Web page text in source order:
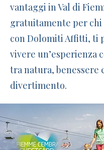
vantaggi in Val di
gratuitamente per
con Dolomiti Affitti, ti
vivere un’esperienza
tra natura, benessere
divertimento.